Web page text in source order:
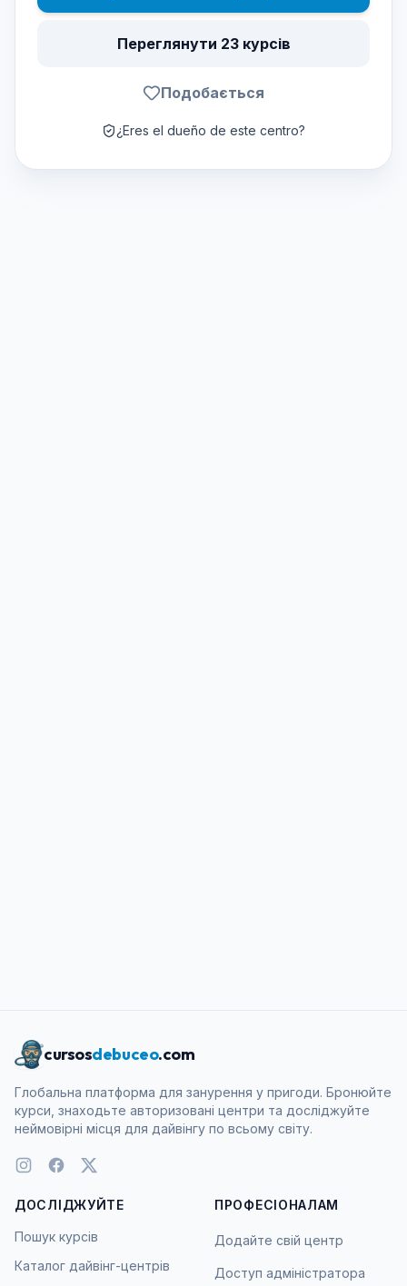
Переглянути 23 курсів
Подобається
¿Eres el dueño de este centro?
cursosdebuceo.com
Глобальна платформа для занурення у пригоди. Бронюйте
курси, знаходьте авторизовані центри та досліджуйте
неймовірні місця для дайвінгу по всьому світу.
ДОСЛІДЖУЙТЕ
Пошук курсів
Каталог дайвінг-центрів
ПРОФЕСІОНАЛАМ
Додайте свій центр
Доступ адміністратора